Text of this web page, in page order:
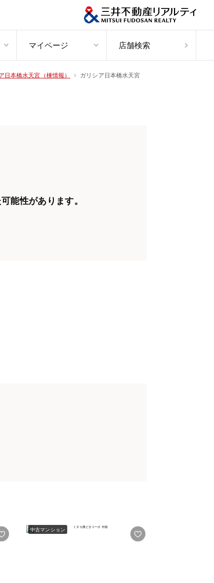
マイページ 店舗検索
日本橋水天宮（棟情報） ガリシア日本橋水天宮
能性があります。
中古マンション